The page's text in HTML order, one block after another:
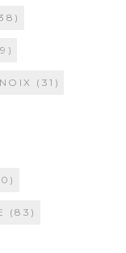
NOIX (31)
(83)